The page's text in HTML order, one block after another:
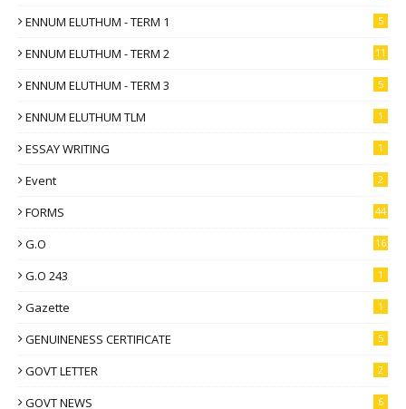
ENNUM ELUTHUM - TERM 1 5
ENNUM ELUTHUM - TERM 2 11
ENNUM ELUTHUM - TERM 3 5
ENNUM ELUTHUM TLM 1
ESSAY WRITING 1
Event 2
FORMS 44
G.O 16
G.O 243 1
Gazette 1
GENUINENESS CERTIFICATE 5
GOVT LETTER 2
GOVT NEWS 6